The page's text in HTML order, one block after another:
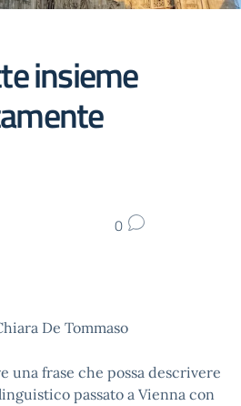
insieme
0
De Tommaso
una frase che possa descrivere
passato a Vienna con